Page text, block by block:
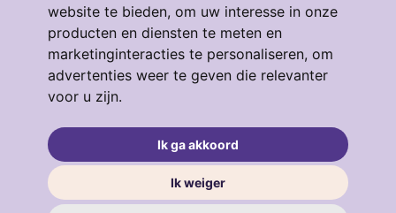
website te bieden, om uw interesse in onze
producten en diensten te meten en
marketinginteracties te personaliseren, om
advertenties weer te geven die relevanter
voor u zijn.
Ik ga akkoord
Ik weiger
info@makelaardij-thuis.nl
© 2026 Makelaardij Thuis